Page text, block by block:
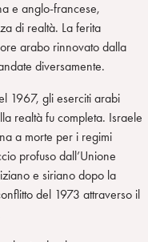
e anglo-francese,
di realtà. La ferita
arabo rinnovato dalla
diversamente.
1967, gli eserciti arabi
realtà fu completa. Israele
a morte per i regimi
profuso dall’Unione
e siriano dopo la
del 1973 attraverso il